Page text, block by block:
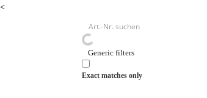
<
Generic filters
Exact matches only